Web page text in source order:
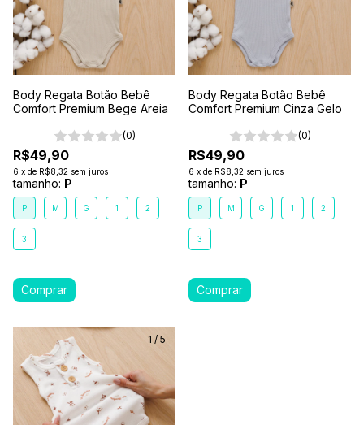
Body Regata Botão Bebê
Comfort Premium Bege Areia
(0)
R$49,90
6 x de R$8,32 sem juros
tamanho: P
P M G 1 2
3
Body Regata Botão Bebê
Comfort Premium Cinza Gelo
(0)
R$49,90
6 x de R$8,32 sem juros
tamanho: P
P M G 1 2
3
1 / 5